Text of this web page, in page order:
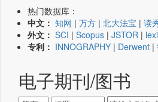
热门数据库：
中文： 知网 | 万方 | 北大法宝 | 读
外文： SCI | Scopus | JSTOR |
专利： INNOGRAPHY | Derwent |
电子期刊/图书